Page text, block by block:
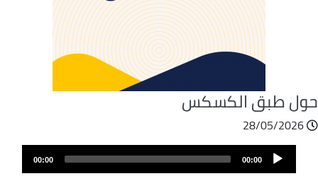
طبق الكسكس
28/05/2026
ملفAudio
Player
00:00
00:00